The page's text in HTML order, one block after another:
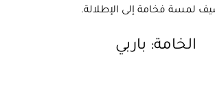
لمسة فخامة إلى الإطلالة.
الخامة: باربي